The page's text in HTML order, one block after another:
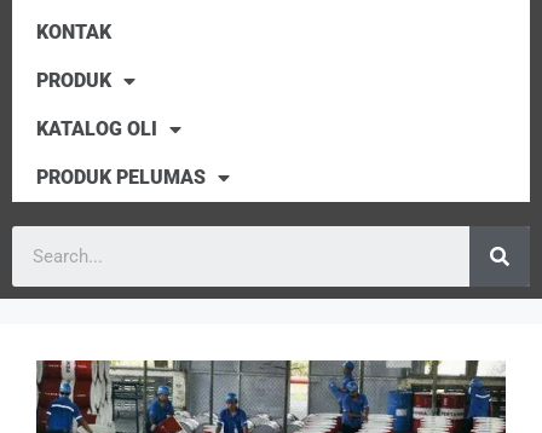
KONTAK
PRODUK
KATALOG OLI
PRODUK PELUMAS